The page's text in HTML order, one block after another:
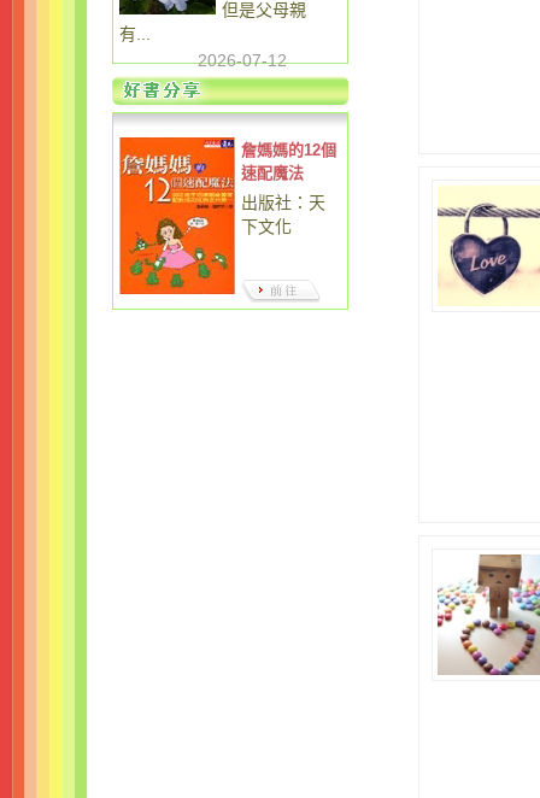
但是父母親
有...
2026-07-12
詹媽媽的12個
速配魔法
出版社：天
下文化